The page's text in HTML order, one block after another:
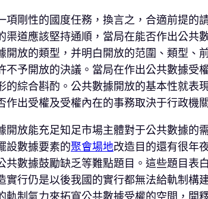
剛性的國度任務，換言之，合適前提的
道應該堅持通順，當局在能否作出公共
放的類型，并明白開放的范圍、類型、
予開放的決議。當局在作出公共數據受
綜合斟酌。公共數據開放的基本性就表
出受權及受權內在的事務取決于行政機
放能充足知足市場主體對于公共數據的
設數據要素的聚會場地改造目的還有很年
數據鼓勵缺乏等難點題目。這些題目表
行仍是以後我國的實行都無法給軌制構
制氣力來拓寬公共數據受權的空間，開